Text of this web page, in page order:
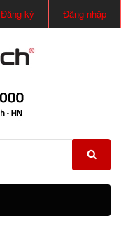
Đăng ký Đăng nhập